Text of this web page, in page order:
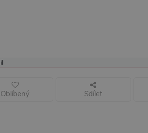
Oblíbený Sdílet